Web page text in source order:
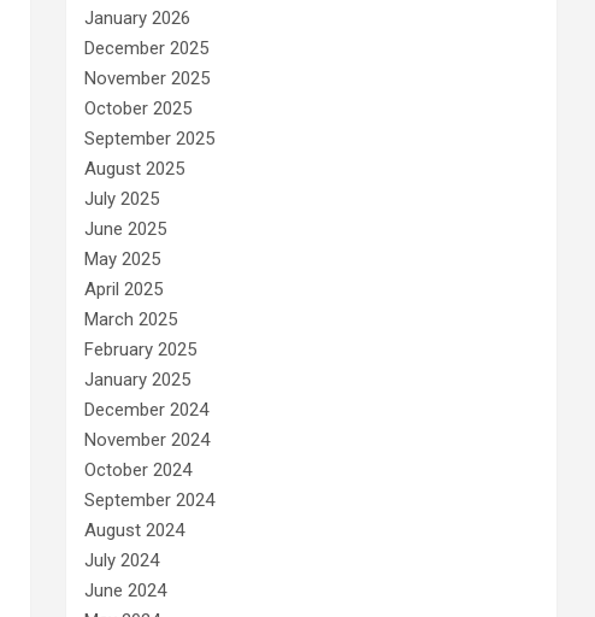
January 2026
December 2025
November 2025
October 2025
September 2025
August 2025
July 2025
June 2025
May 2025
April 2025
March 2025
February 2025
January 2025
December 2024
November 2024
October 2024
September 2024
August 2024
July 2024
June 2024